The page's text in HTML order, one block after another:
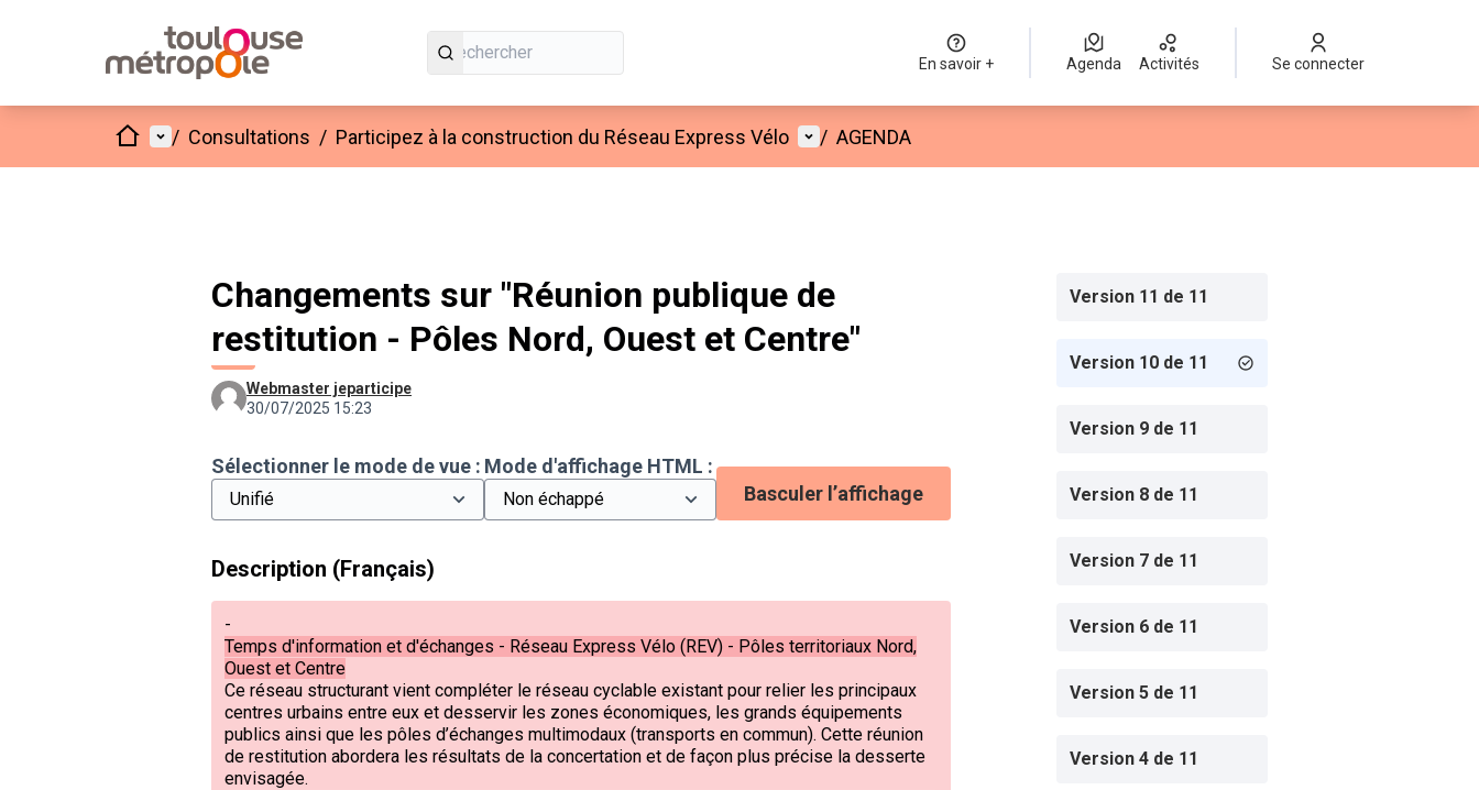
En savoir + Agenda Activités Se connecter
AccueilMenu principal
/ Consultations / Participez à la construction du Réseau Express Vélo Menu utilisateur
/ AGENDA
Changements sur "Réunion publique de
restitution - Pôles Nord, Ouest et Centre"
Webmaster jeparticipe
30/07/2025 15:23
Sélectionner le mode de vue : Mode d'affichage HTML :
Basculer l’affichage
Description (Français)
-
Temps d'information et d'échanges - Réseau Express Vélo (REV) - Pôles territoriaux Nord,
Ouest et Centre
Ce réseau structurant vient compléter le réseau cyclable existant pour relier les principaux
centres urbains entre eux et desservir les zones économiques, les grands équipements
publics ainsi que les pôles d’échanges multimodaux (transports en commun). Cette réunion
de restitution abordera les résultats de la concertation et de façon plus précise la desserte
envisagée.
Version 11 de 11
Version 10 de 11
Version 9 de 11
Version 8 de 11
Version 7 de 11
Version 6 de 11
Version 5 de 11
Version 4 de 11